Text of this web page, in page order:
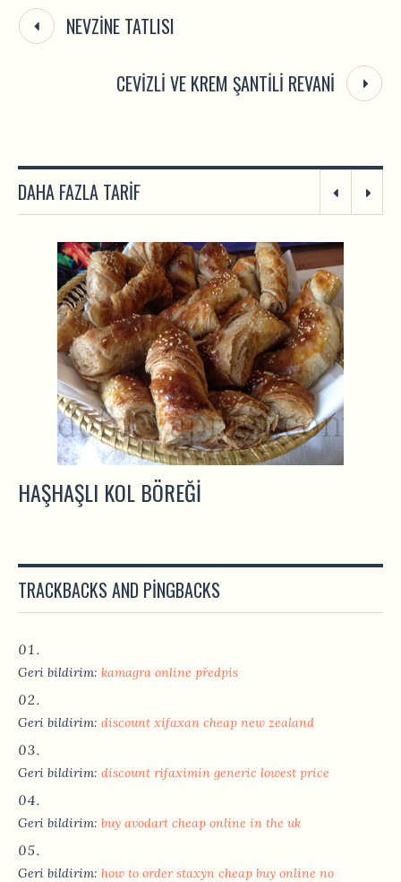
NEVZINE TATLISI
CEVIZLI VE KREM ŞANTILI REVANI
DAHA FAZLA TARIF
HAŞHAŞLI KOL BÖREĞI
TRACKBACKS AND PINGBACKS
Geri bildirim: kamagra online předpis
Geri bildirim: discount xifaxan cheap new zealand
Geri bildirim: discount rifaximin generic lowest price
Geri bildirim: buy avodart cheap online in the uk
Geri bildirim: how to order staxyn cheap buy online no